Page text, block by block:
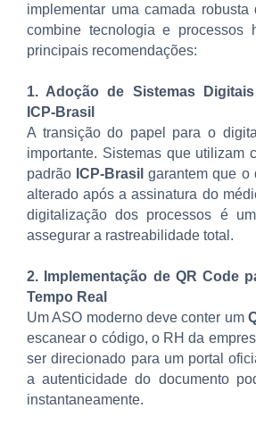
implementar uma camada
combine tecnologia e processos
principais recomendações:
1. Adoção de Sistemas
ICP-Brasil
A transição do papel para o
importante. Sistemas que utilizam
padrão ICP-Brasil garantem que o
alterado após a assinatura do
digitalização dos processos é
assegurar a rastreabilidade total.
2. Implementação de QR Code
Tempo Real
Um ASO moderno deve conter um
escanear o código, o RH da
ser direcionado para um portal
a autenticidade do documento
instantaneamente.